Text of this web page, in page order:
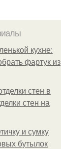
кухне:
фартук из
стен в
стен на
и сумку
бутылок